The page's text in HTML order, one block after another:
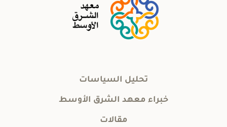
تحليل السياسات
خبراء معهد الشرق الأوسط
مقالات